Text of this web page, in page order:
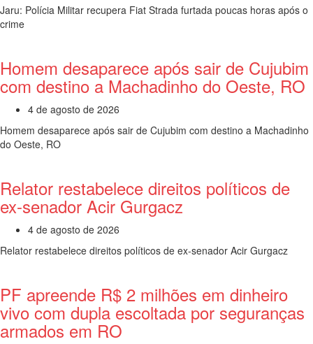
Jaru: Polícia Militar recupera Fiat Strada furtada poucas horas após o
crime
Homem desaparece após sair de Cujubim
com destino a Machadinho do Oeste, RO
4 de agosto de 2026
Homem desaparece após sair de Cujubim com destino a Machadinho
do Oeste, RO
Relator restabelece direitos políticos de
ex-senador Acir Gurgacz
4 de agosto de 2026
Relator restabelece direitos políticos de ex-senador Acir Gurgacz
PF apreende R$ 2 milhões em dinheiro
vivo com dupla escoltada por seguranças
armados em RO